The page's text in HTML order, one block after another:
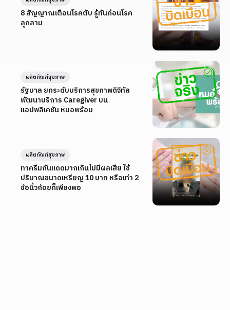
8 สัญญาณเตือนโรคตับ รู้ทันก่อนโรค
ลุกลาม
รัฐบาล ยกระดับบริการสุขภาพดิจิทัล
พัฒนาบริการ Caregiver บน
แอปพลิเคชัน หมอพร้อม
ผลิตภัณฑ์สุขภาพ
ทาครีมกันแดดมากเกินไปมีผลเสีย ใช้
ปริมาณขนาดเหรียญ 10 บาท หรือเท่า 2
ข้อนิ้วก้อยก็เพียงพอ
ผลิตภัณฑ์สุขภาพ